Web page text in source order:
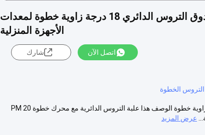
2 مراحل عالية الدقة 20mm Pm محرك خطوة مع صندوق التروس الدائري 18 درجة زاوية خطوة لمعدات
الأجهزة المنزلية
اتصل الآن شارك
2 مراحل عالية الدقة 20mm Pm محرك خطوة مع علبة معدات دائرية 18 درجة زاوية خطوة الوصف هذا علبة التروس الدائرية مع محرك خطوة PM 20
عرض المزيد